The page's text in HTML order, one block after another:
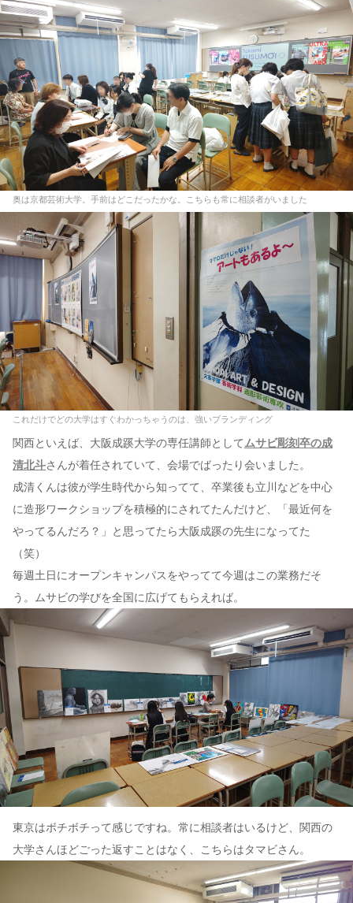
奥は京都芸術大学。手前はどこだったかな。こちらも常に相談者がいました
これだけでどの大学はすぐわかっちゃうのは、強いブランディング
関西といえば、大阪成蹊大学の専任講師としてムサビ彫刻卒の成
清北斗さんが着任されていて、会場でばったり会いました。
成清くんは彼が学生時代から知ってて、卒業後も立川などを中心
に造形ワークショップを積極的にされてたんだけど、「最近何を
やってるんだろ？」と思ってたら大阪成蹊の先生になってた
（笑）
毎週土日にオープンキャンパスをやってて今週はこの業務だそ
う。ムサビの学びを全国に広げてもらえれば。
東京はボチボチって感じですね。常に相談者はいるけど、関西の
大学さんほどごった返すことはなく、こちらはタマビさん。